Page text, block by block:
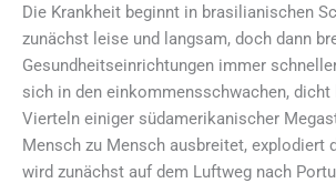
Die Krankheit beginnt in brasilianischen
zunächst leise und langsam, doch dann
Gesundheitseinrichtungen immer
sich in den einkommensschwachen, dicht
Vierteln einiger südamerikanischer
Mensch zu Mensch ausbreitet, explodiert
wird zunächst auf dem Luftweg nach